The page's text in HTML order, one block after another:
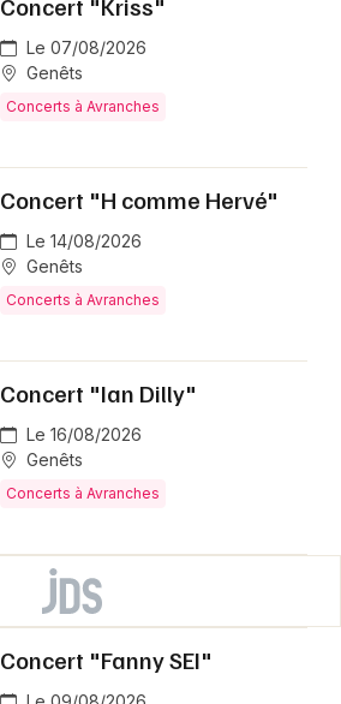
Le 07/08/2026
Genêts
Concerts à Avranches
Concert "H comme Hervé"
Le 14/08/2026
Genêts
Concerts à Avranches
Concert "Ian Dilly"
Le 16/08/2026
Genêts
Concerts à Avranches
Concert "Fanny SEI"